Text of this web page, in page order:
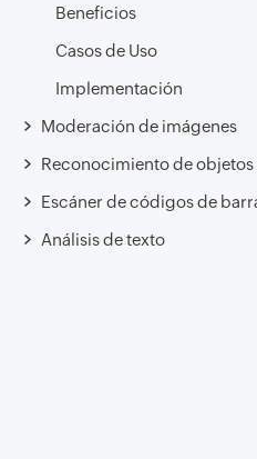
Beneficios
Casos de Uso
Implementación
Moderación de imágenes
Reconocimiento de objetos
Escáner de códigos de
Análisis de texto